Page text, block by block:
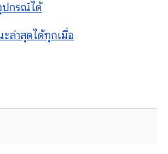
ปกรณ์ได้
ล่าสุดได้ทุกเมื่อ